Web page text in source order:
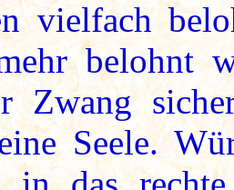
vielfach
belohnt
Zwang
Seele.